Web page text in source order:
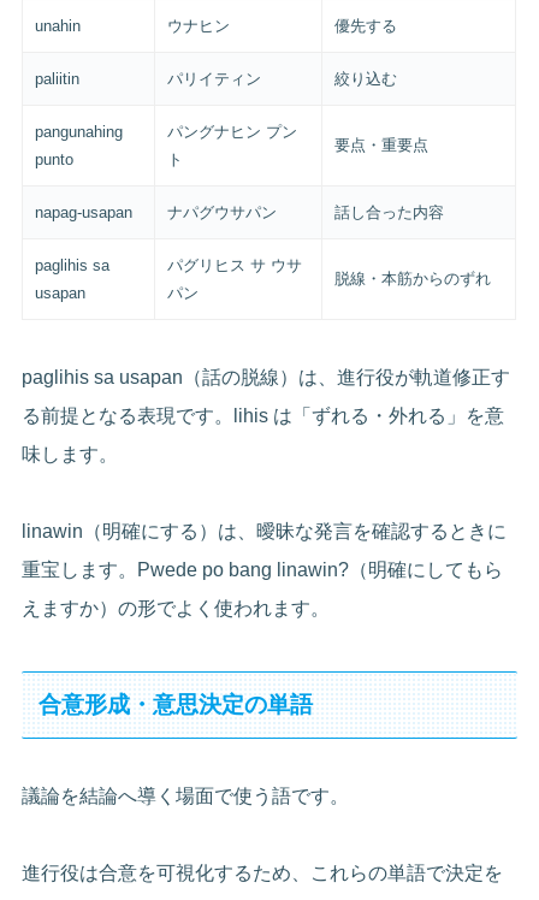
unahin ウナヒン 優先する
paliitin パリイティン 絞り込む
pangunahing
punto
パングナヒン プン
ト
要点・重要点
napag-usapan ナパグウサパン 話し合った内容
paglihis sa
usapan
パグリヒス サ ウサ
パン
脱線・本筋からのずれ
paglihis sa usapan（話の脱線）は、進行役が軌道修正す
る前提となる表現です。lihis は「ずれる・外れる」を意
味します。
linawin（明確にする）は、曖昧な発言を確認するときに
重宝します。Pwede po bang linawin?（明確にしてもら
えますか）の形でよく使われます。
合意形成・意思決定の単語
議論を結論へ導く場面で使う語です。
進行役は合意を可視化するため、これらの単語で決定を